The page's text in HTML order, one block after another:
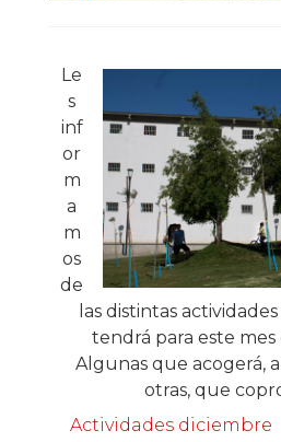
Le
s
inf
or
m
a
m
os
de
las distintas
tendrá para este
Algunas que acogerá,
otras, que
Actividades diciembre